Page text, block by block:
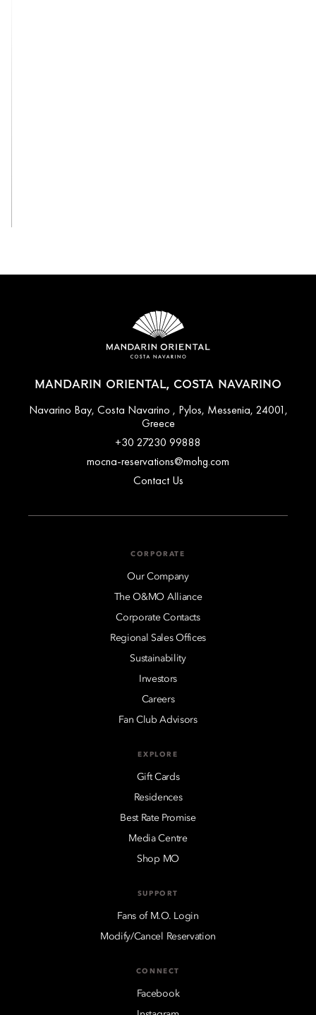
MANDARIN ORIENTAL, COSTA NAVARINO
Navarino Bay, Costa Navarino , Pylos, Messenia, 24001,
Greece
+30 27230 99888
mocna-reservations@mohg.com
Contact Us
CORPORATE
Our Company
The O&MO Alliance
Corporate Contacts
Regional Sales Offices
Sustainability
Investors
Careers
Fan Club Advisors
EXPLORE
Gift Cards
Residences
Best Rate Promise
Media Centre
Shop MO
SUPPORT
Fans of M.O. Login
Modify/Cancel Reservation
CONNECT
Facebook